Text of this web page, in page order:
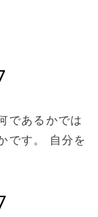
であるかでは
です。 自分を